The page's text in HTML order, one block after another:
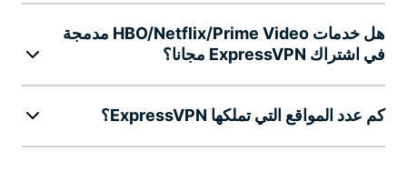
هل خدمات HBO/Netflix/Prime Video مدمجة
في اشتراك ExpressVPN مجانا؟
كم عدد المواقع التي تملكها ExpressVPN؟